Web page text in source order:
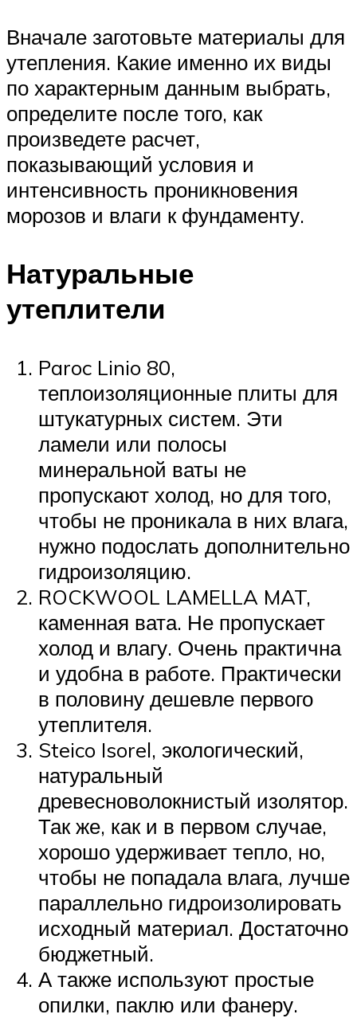
Вначале заготовьте материалы для
утепления. Какие именно их виды
по характерным данным выбрать,
определите после того, как
произведете расчет,
показывающий условия и
интенсивность проникновения
морозов и влаги к фундаменту.
Натуральные
утеплители
Paroc Linio 80,
теплоизоляционные плиты для
штукатурных систем. Эти
ламели или полосы
минеральной ваты не
пропускают холод, но для того,
чтобы не проникала в них влага,
нужно подослать дополнительно
гидроизоляцию.
ROCKWOOL LAMELLA MAT,
каменная вата. Не пропускает
холод и влагу. Очень практична
и удобна в работе. Практически
в половину дешевле первого
утеплителя.
Steico Isorel, экологический,
натуральный
древесноволокнистый изолятор.
Так же, как и в первом случае,
хорошо удерживает тепло, но,
чтобы не попадала влага, лучше
параллельно гидроизолировать
исходный материал. Достаточно
бюджетный.
А также используют простые
опилки, паклю или фанеру.